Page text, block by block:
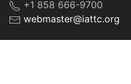
+1 858 666-9700
webmaster@iattc.org